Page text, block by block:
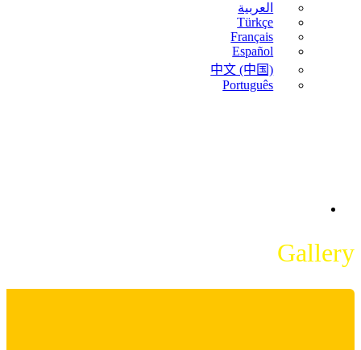
العربية
Türkçe
Français
Español
中文 (中国)
Português
Gallery